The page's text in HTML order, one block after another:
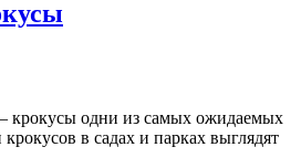
одни из самых ожидаемых
в садах и парках выглядят